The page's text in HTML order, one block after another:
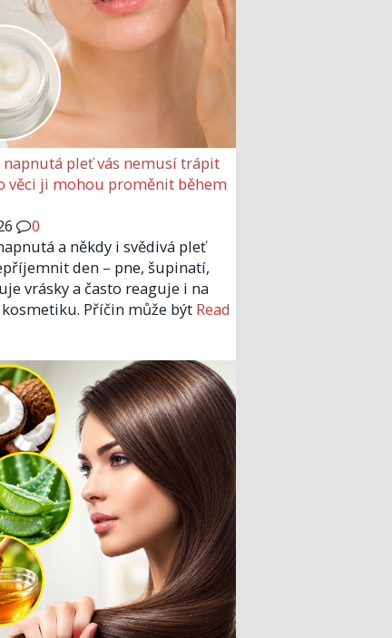
napnutá pleť vás nemusí trápit
věci ji mohou proměnit během
0
a někdy i svědivá pleť
den – pne, šupinatí,
vrásky a často reaguje i na
Příčin může být Read